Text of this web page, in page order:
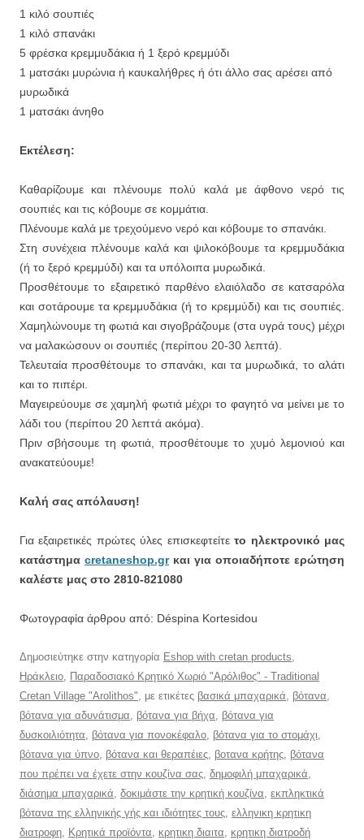
1 κιλό σουπιές
1 κιλό σπανάκι
5 φρέσκα κρεμμυδάκια ή 1 ξερό κρεμμύδι
1 ματσάκι μυρώνια ή καυκαλήθρες ή ότι άλλο σας αρέσει από
μυρωδικά
1 ματσάκι άνηθο
Εκτέλεση:
Καθαρίζουμε και πλένουμε πολύ καλά με άφθονο νερό τις
σουπιές και τις κόβουμε σε κομμάτια.
Πλένουμε καλά με τρεχούμενο νερό και κόβουμε το σπανάκι.
Στη συνέχεια πλένουμε καλά και ψιλοκόβουμε τα κρεμμυδάκια
(ή το ξερό κρεμμύδι) και τα υπόλοιπα μυρωδικά.
Προσθέτουμε το εξαιρετικό παρθένο ελαιόλαδο σε κατσαρόλα
και σοτάρουμε τα κρεμμυδάκια (ή το κρεμμύδι) και τις σουπιές.
Χαμηλώνουμε τη φωτιά και σιγοβράζουμε (στα υγρά τους) μέχρι
να μαλακώσουν οι σουπιές (περίπου 20-30 λεπτά).
Τελευταία προσθέτουμε το σπανάκι, και τα μυρωδικά, το αλάτι
και το πιπέρι.
Μαγειρεύουμε σε χαμηλή φωτιά μέχρι το φαγητό να μείνει με το
λάδι του (περίπου 20 λεπτά ακόμα).
Πριν σβήσουμε τη φωτιά, προσθέτουμε το χυμό λεμονιού και
ανακατεύουμε!
Καλή σας απόλαυση!
Για εξαιρετικές πρώτες ύλες επισκεφτείτετο ηλεκτρονικό μας
κατάστημα cretaneshop.grκαι για οποιαδήποτε ερώτηση
καλέστε μας στο 2810-821080
Φωτογραφία άρθρου από: Déspina Kortesidou
Δημοσιεύτηκε στην κατηγορία Eshop with cretan products
Ηράκλειο
Παραδοσιακό Κρητικό Χωριό "Αρόλιθος" - Traditional
Cretan Village "Arolithos" , με ετικέτες βασικά μπαχαρικά βότανα
βότανα για αδυνάτισμα
βότανα για βήχα
βότανα για
δυσκοιλιότητα
βότανα για πονοκέφαλο βότανα για το στομάχι
βότανα για ύπνο βότανα και θεραπέιες βοτανα κρήτης βότανα
που πρέπει να έχετε στην κουζίνα σας δημοφιλή μπαχαρικά
διάσημα μπαχαρικά δοκιμάστε την κρητική κουζίνα εκπληκτικά
βότανα της ελληνικής γής και ιδιότητες τους ελληνικη κρητικη
διατροφη
Κρητικά προϊόντα κρητικη διαιτα
κρητικη διατροδή